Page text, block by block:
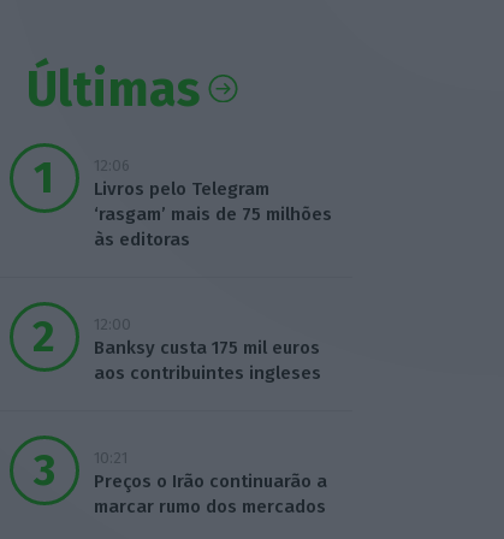
Últimas
12:06
Livros pelo Telegram
‘rasgam’ mais de 75 milhões
às editoras
12:00
Banksy custa 175 mil euros
aos contribuintes ingleses
10:21
Preços o Irão continuarão a
marcar rumo dos mercados